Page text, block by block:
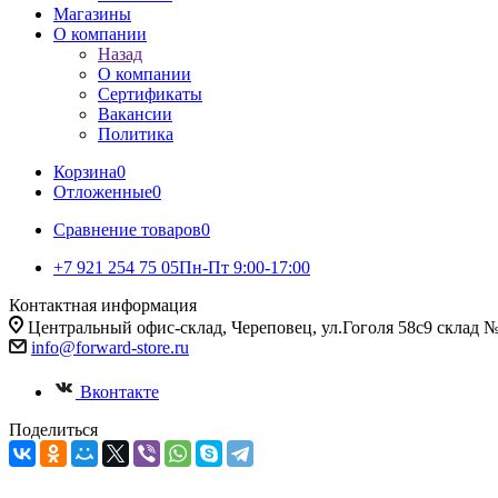
Магазины
О компании
Назад
О компании
Сертификаты
Вакансии
Политика
Корзина0
Отложенные0
Сравнение товаров0
+7 921 254 75 05Пн-Пт 9:00-17:00
Контактная информация
Центральный офис-склад, Череповец, ул.Гоголя 58с9 склад
info@forward-store.ru
Вконтакте
Поделиться